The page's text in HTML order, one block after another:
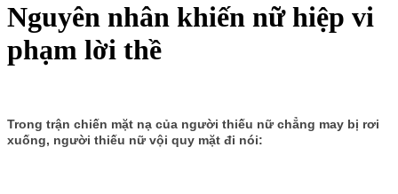
Nguyên nhân khiến nữ hiệp vi
phạm lời thề
Trong trận chiến mặt nạ của người thiếu nữ chẳng may bị rơi
xuống, người thiếu nữ vội quy mặt đi nói: